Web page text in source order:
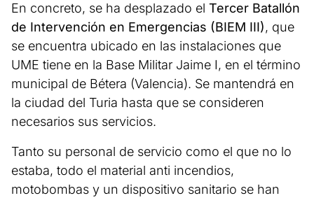
En concreto, se ha desplazado el Tercer Batallón
de Intervención en Emergencias (BIEM III), que
se encuentra ubicado en las instalaciones que
UME tiene en la Base Militar Jaime I, en el término
municipal de Bétera (Valencia). Se mantendrá en
la ciudad del Turia hasta que se consideren
necesarios sus servicios.
Tanto su personal de servicio como el que no lo
estaba, todo el material anti incendios,
motobombas y un dispositivo sanitario se han